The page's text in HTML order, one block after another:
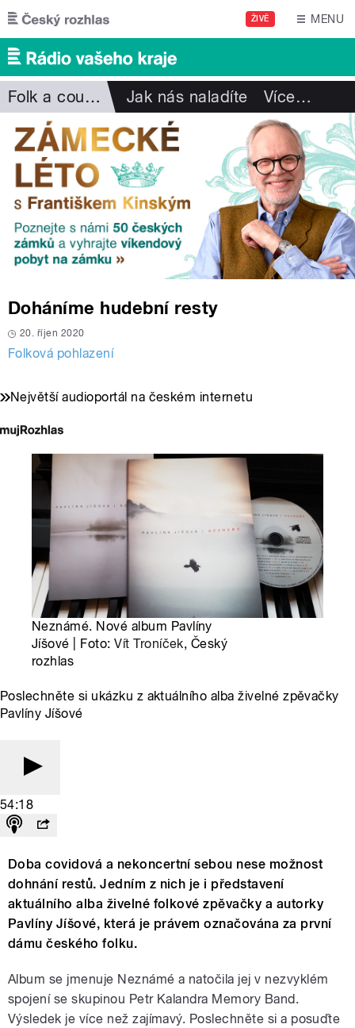
Přejít k hlavnímu obsahu
ŽIVĚ MENU
Folk a country Jak nás naladíte Více…
Doháníme hudební resty
20. říjen 2020
Folková pohlazení
Největší audioportál na českém internetu
Neznámé. Nové album Pavlíny
Jíšové | Foto:Vít Troníček, Český
rozhlas
Poslechněte si ukázku z aktuálního alba živelné zpěvačky
Pavlíny Jíšové
54:18
Doba covidová a nekoncertní sebou nese možnost
dohnání restů. Jedním z nich je i představení
aktuálního alba živelné folkové zpěvačky a autorky
Pavlíny Jíšové, která je právem označována za první
dámu českého folku.
Album se jmenuje Neznámé a natočila jej v nezvyklém
spojení se skupinou Petr Kalandra Memory Band.
Výsledek je více než zajímavý. Poslechněte si a posuďte